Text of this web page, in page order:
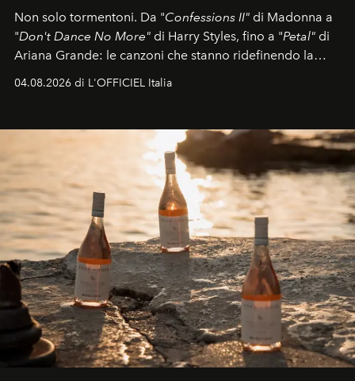
Non solo tormentoni. Da "Confessions II" di Madonna a
"Don't Dance No More" di Harry Styles, fino a "Petal" di
Ariana Grande: le canzoni che stanno ridefinendo la
colonna sonora della stagione.
04.08.2026 di L'OFFICIEL Italia